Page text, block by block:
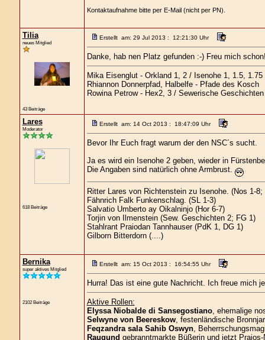
Kontaktaufnahme bitte per E-Mail (nicht per PN).
Tilia
neues Mitglied
43 Beiträge
Erstellt am: 29 Jul 2013 : 12:21:30 Uhr
Danke, hab nen Platz gefunden :-) Freu mich
Mika Eisenglut - Orkland 1, 2 / Isenohe 1, 1.5, 1.75
Rhiannon Donnerpfad, Halbelfe - Pfade des Kosch
Rowina Petrow - Hex2, 3 / Sewerische
Lares
Moderator
618 Beiträge
Erstellt am: 14 Oct 2013 : 18:47:09 Uhr
Bevor Ihr Euch fragt warum der den NSC´s sucht.
Ja es wird ein Isenohe 2 geben, wieder in
Die Angaben sind natürlich ohne Armbrust.
Ritter Lares von Richtenstein zu Isenohe. (Nos 1-
Fähnrich Falk Funkenschlag. (SL 1-3)
Salvatio Umberto ay Oikalninjo (Hor 6-7)
Torjin von Ilmenstein (Sew. Geschichten 2; FG 1)
Stahlrant Praiodan Tannhauser (PdK 1, DG 1)
Gilborn Bitterdorn (....)
Bernika
super aktives Mitglied
2102 Beiträge
Erstellt am: 15 Oct 2013 : 16:54:55 Uhr
Hurra! Das ist eine gute Nachricht. Ich freue mich
Aktive Rollen:
Elyssa Niobalde di Sansegostiano, ehemalige
Selwyne von Beereskow, festenländische
Feqzandra sala Sahib Oswyn,
Raugund gebranntmarkte Büßerin und jetzt